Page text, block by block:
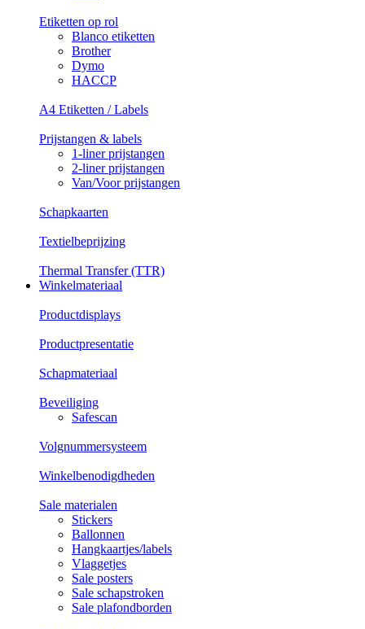
Etiketten op rol
Blanco etiketten
Brother
Dymo
HACCP
A4 Etiketten / Labels
Prijstangen & labels
1-liner prijstangen
2-liner prijstangen
Van/Voor prijstangen
Schapkaarten
Textielbeprijzing
Thermal Transfer (TTR)
Winkelmateriaal
Productdisplays
Productpresentatie
Schapmateriaal
Beveiliging
Safescan
Volgnummersysteem
Winkelbenodigdheden
Sale materialen
Stickers
Ballonnen
Hangkaartjes/labels
Vlaggetjes
Sale posters
Sale schapstroken
Sale plafondborden